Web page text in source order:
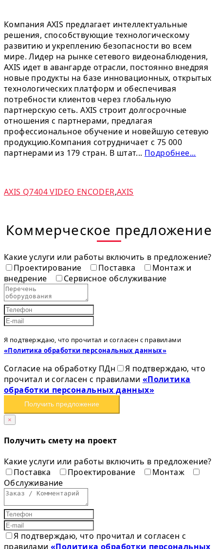
Компания AXIS предлагает интеллектуальные
решения, способствующие технологическому
развитию и укреплению безопасности во всем
мире. Лидер на рынке сетевого видеонаблюдения,
AXIS идет в авангарде отрасли, постоянно внедряя
новые продукты на базе инновационных, открытых
технологических платформ и обеспечивая
потребности клиентов через глобальную
партнерскую сеть. AXIS строит долгосрочные
отношения с партнерами, предлагая
профессиональное обучение и новейшую сетевую
продукцию.Компания сотрудничает с 75 000
партнерами из 179 стран. В штат... Подробнее...
AXIS Q7404 VIDEO ENCODER,AXIS
Коммерческое предложение
Какие услуги или работы включить в предложение?
Проектирование
Поставка
Монтаж и
внедрение
Сервисное обслуживание
Я подтверждаю, что прочитал и согласен с правилами
«Политика обработки персональных данных»
Согласие на обработку ПДн
Я подтверждаю, что
прочитал и согласен с правилами «Политика
обработки персональных данных»
Получить предложение
×
Получить смету на проект
Какие услуги или работы включить в предложение?
Поставка
Проектирование
Монтаж
Обслуживание
Я подтверждаю, что прочитал и согласен с
правилами«Политика обработки персональных